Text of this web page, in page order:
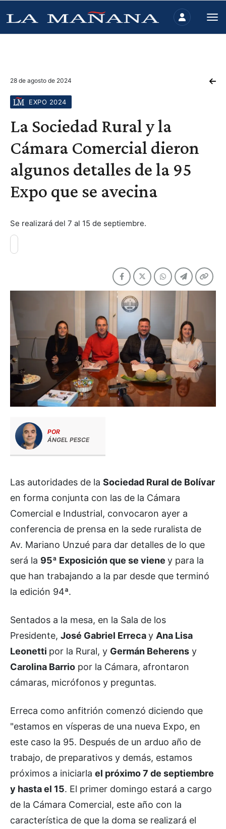
28 de agosto de 2024
EXPO 2024
La Sociedad Rural y la
Cámara Comercial dieron
algunos detalles de la 95
Expo que se avecina
Se realizará del 7 al 15 de septiembre.
POR
ÁNGEL PESCE
Las autoridades de la Sociedad Rural de Bolívar
en forma conjunta con las de la Cámara
Comercial e Industrial, convocaron ayer a
conferencia de prensa en la sede ruralista de
Av. Mariano Unzué para dar detalles de lo que
será la 95ª Exposición que se viene y para la
que han trabajando a la par desde que terminó
la edición 94ª.
Sentados a la mesa, en la Sala de los
Presidente, José Gabriel Errecay Ana Lisa
Leonetti por la Rural, y Germán Beherens y
Carolina Barrio por la Cámara, afrontaron
cámaras, micrófonos y preguntas.
Erreca como anfitrión comenzó diciendo que
"estamos en vísperas de una nueva Expo, en
este caso la 95. Después de un arduo año de
trabajo, de preparativos y demás, estamos
próximos a iniciarla el próximo 7 de septiembre
y hasta el 15. El primer domingo estará a cargo
de la Cámara Comercial, este año con la
característica de que la doma se realizará el